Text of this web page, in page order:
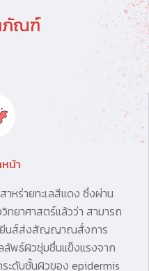
ภัณฑ์
น้า
หร่ายทะเลสีแดง ซึ่งผ่าน
ยาศาสตร์แล้วว่า สามารถ
ยีนส์ส่งสัญญาณสั่งการ
ลัพธ์ผิวชุ่มชื่นแข็งแรงจาก
ระดับชั้นผิวของ epidermis